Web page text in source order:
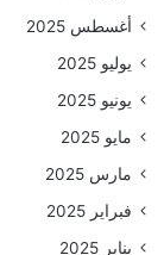
أغسطس 2025
يوليو 2025
يونيو 2025
مايو 2025
مارس 2025
فبراير 2025
يناير 2025